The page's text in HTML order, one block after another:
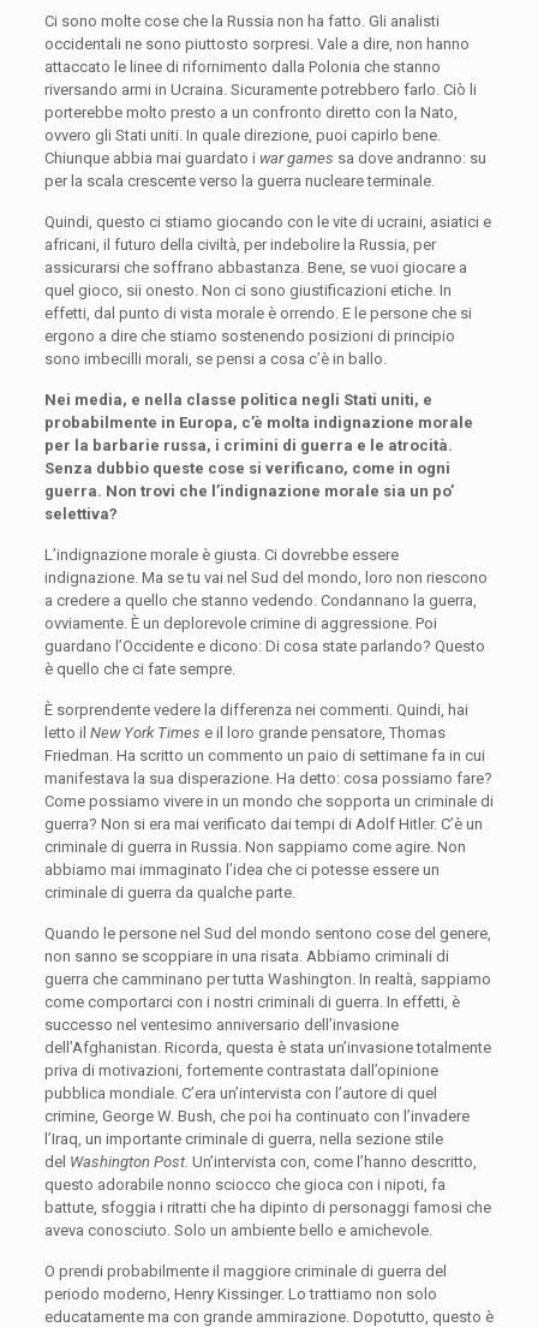
Ci sono molte cose che la Russia non ha fatto. Gli analisti
occidentali ne sono piuttosto sorpresi. Vale a dire, non hanno
attaccato le linee di rifornimento dalla Polonia che stanno
riversando armi in Ucraina. Sicuramente potrebbero farlo. Ciò li
porterebbe molto presto a un confronto diretto con la Nato,
ovvero gli Stati uniti. In quale direzione, puoi capirlo bene.
Chiunque abbia mai guardato i war games sa dove andranno: su
per la scala crescente verso la guerra nucleare terminale.
Quindi, questo ci stiamo giocando con le vite di ucraini, asiatici e
africani, il futuro della civiltà, per indebolire la Russia, per
assicurarsi che soffrano abbastanza. Bene, se vuoi giocare a
quel gioco, sii onesto. Non ci sono giustificazioni etiche. In
effetti, dal punto di vista morale è orrendo. E le persone che si
ergono a dire che stiamo sostenendo posizioni di principio
sono imbecilli morali, se pensi a cosa c’è in ballo.
Nei media, e nella classe politica negli Stati uniti, e
probabilmente in Europa, c’è molta indignazione morale
per la barbarie russa, i crimini di guerra e le atrocità.
Senza dubbio queste cose si verificano, come in ogni
guerra. Non trovi che l’indignazione morale sia un po’
selettiva?
L’indignazione morale è giusta. Ci dovrebbe essere
indignazione. Ma se tu vai nel Sud del mondo, loro non riescono
a credere a quello che stanno vedendo. Condannano la guerra,
ovviamente. È un deplorevole crimine di aggressione. Poi
guardano l’Occidente e dicono: Di cosa state parlando? Questo
è quello che ci fate sempre.
È sorprendente vedere la differenza nei commenti. Quindi, hai
letto il New York Times e il loro grande pensatore, Thomas
Friedman. Ha scritto un commento un paio di settimane fa in cui
manifestava la sua disperazione. Ha detto: cosa possiamo fare?
Come possiamo vivere in un mondo che sopporta un criminale di
guerra? Non si era mai verificato dai tempi di Adolf Hitler. C’è un
criminale di guerra in Russia. Non sappiamo come agire. Non
abbiamo mai immaginato l’idea che ci potesse essere un
criminale di guerra da qualche parte.
Quando le persone nel Sud del mondo sentono cose del genere,
non sanno se scoppiare in una risata. Abbiamo criminali di
guerra che camminano per tutta Washington. In realtà, sappiamo
come comportarci con i nostri criminali di guerra. In effetti, è
successo nel ventesimo anniversario dell’invasione
dell’Afghanistan. Ricorda, questa è stata un’invasione totalmente
priva di motivazioni, fortemente contrastata dall’opinione
pubblica mondiale. C’era un’intervista con l’autore di quel
crimine, George W. Bush, che poi ha continuato con l’invadere
l’Iraq, un importante criminale di guerra, nella sezione stile
del Washington Post. Un’intervista con, come l’hanno descritto,
questo adorabile nonno sciocco che gioca con i nipoti, fa
battute, sfoggia i ritratti che ha dipinto di personaggi famosi che
aveva conosciuto. Solo un ambiente bello e amichevole.
O prendi probabilmente il maggiore criminale di guerra del
periodo moderno, Henry Kissinger. Lo trattiamo non solo
educatamente ma con grande ammirazione. Dopotutto, questo è